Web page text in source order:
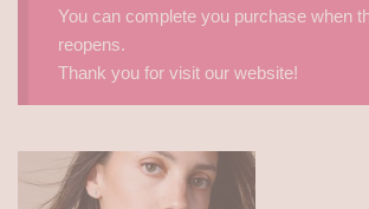
You can complete you purchase when
reopens.
Thank you for visit our website!